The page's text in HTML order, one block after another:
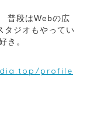
普段はWebの広
タジオもやってい
き。
profile